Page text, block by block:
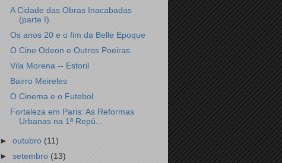
A Cidade das Obras Inacabadas
(parte I)
Os anos 20 e o fim da Belle Epoque
O Cine Odeon e Outros Poeiras
Vila Morena -- Estoril
Bairro Meireles
O Cinema e o Futebol
Fortaleza em Paris: As Reformas
Urbanas na 1ª Repú...
►outubro (11)
►setembro (13)